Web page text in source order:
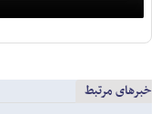
خبرهای مرتبط